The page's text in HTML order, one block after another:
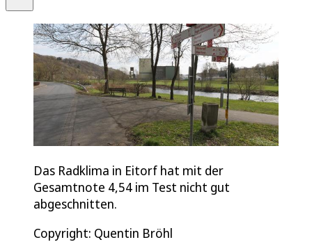
Das Radklima in Eitorf hat mit der
Gesamtnote 4,54 im Test nicht gut
abgeschnitten.
Copyright: Quentin Bröhl